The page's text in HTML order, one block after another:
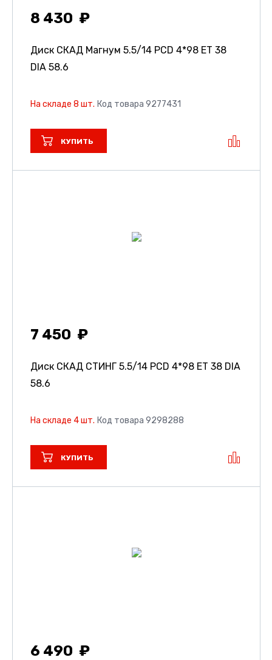
8 430
Диск СКАД Магнум 5.5/14 PCD 4*98 ET 38
DIA 58.6
На складе 8 шт. Код товара 9277431
КУПИТЬ
7 450
Диск СКАД СТИНГ 5.5/14 PCD 4*98 ET 38 DIA
58.6
На складе 4 шт. Код товара 9298288
КУПИТЬ
6 490